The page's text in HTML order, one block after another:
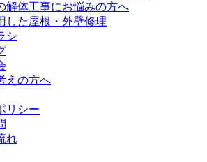
解体工事にお悩みの方へ
した屋根・外壁修理
シ
えの方へ
リシー
れ